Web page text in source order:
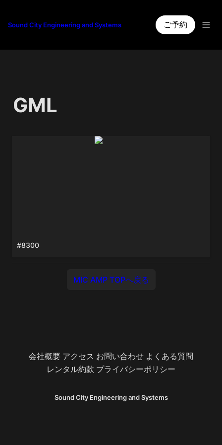
Sound City Engineering and Systems ご予約
GML
#8300
#8300
MIC AMP TOPへ戻る
Sound City Engineering and Systems
会社概要 アクセス お問い合わせ よくある質問
レンタル約款 プライバシーポリシー